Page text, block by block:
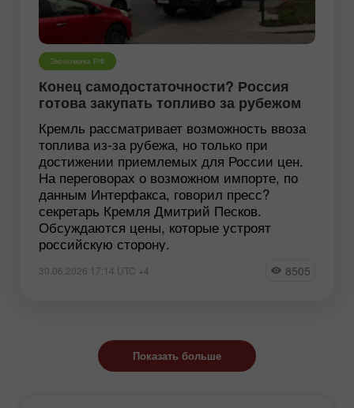
Экономика РФ
Конец самодостаточности? Россия
готова закупать топливо за рубежом
Кремль рассматривает возможность ввоза
топлива из-за рубежа, но только при
достижении приемлемых для России цен.
На переговорах о возможном импорте, по
данным Интерфакса, говорил пресс?
секретарь Кремля Дмитрий Песков.
Обсуждаются цены, которые устроят
российскую сторону.
30.06.2026 17:14 UTC +4 8505
Показать больше